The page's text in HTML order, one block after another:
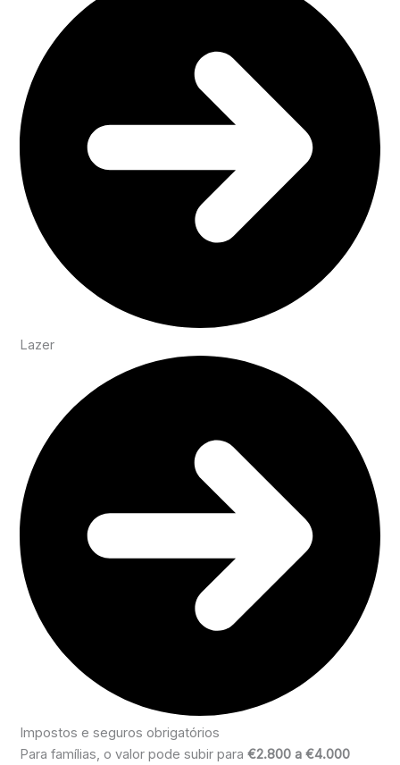
Lazer
Impostos e seguros obrigatórios
Para famílias, o valor pode subir para€2.800 a €4.000